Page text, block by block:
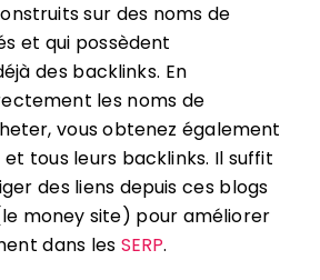
sur des noms de
et qui possèdent
des backlinks. En
les noms de
vous obtenez également
tous leurs backlinks. Il suffit
des liens depuis ces blogs
money site) pour améliorer
dans les SERP.